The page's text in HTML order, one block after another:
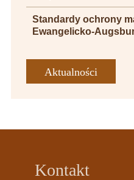
Standardy ochrony
Ewangelicko-
Aktualności
Kontakt